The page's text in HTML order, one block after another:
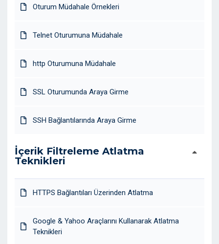
Oturum Müdahale Örnekleri
Telnet Oturumuna Müdahale
http Oturumuna Müdahale
SSL Oturumunda Araya Girme
SSH Bağlantılarında Araya Girme
İçerik Filtreleme Atlatma
Teknikleri
HTTPS Bağlantıları Üzerinden Atlatma
Google & Yahoo Araçlarını Kullanarak Atlatma
Teknikleri